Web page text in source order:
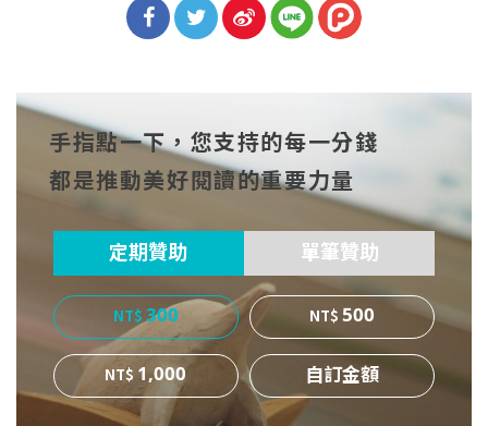
cebo
ok
witt
er
博
手指點一下，您支持的每一分錢
都是推動美好閱讀的重要力量
定期贊助 單筆贊助
300
500
1,000